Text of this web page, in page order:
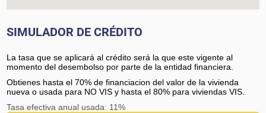
SIMULADOR DE CRÉDITO
La tasa que se aplicará al crédito será la que este vigente al
momento del desembolso por parte de la entidad financiera.
Obtienes hasta el 70% de financiacion del valor de la vivienda
nueva o usada para NO VIS y hasta el 80% para viviendas VIS.
Tasa efectiva anual usada: 11%